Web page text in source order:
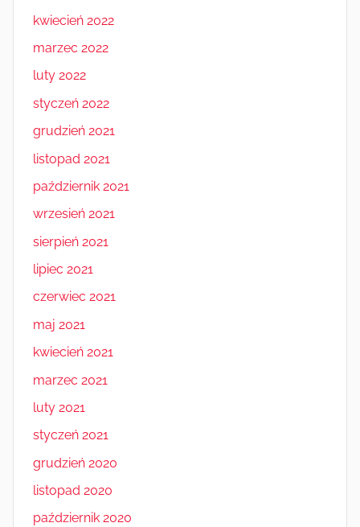
kwiecień 2022
marzec 2022
luty 2022
styczeń 2022
grudzień 2021
listopad 2021
październik 2021
wrzesień 2021
sierpień 2021
lipiec 2021
czerwiec 2021
maj 2021
kwiecień 2021
marzec 2021
luty 2021
styczeń 2021
grudzień 2020
listopad 2020
październik 2020